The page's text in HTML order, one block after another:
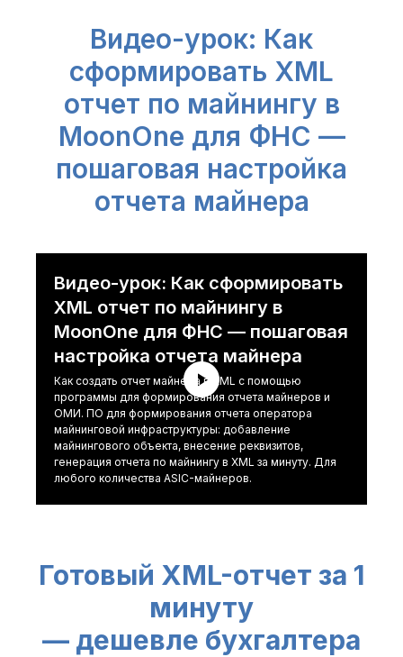
Видео-урок: Как
сформировать XML
отчет по майнингу в
MoonOne для ФНС —
пошаговая настройка
отчета майнера
Видео-урок: Как сформировать
XML отчет по майнингу в
MoonOne для ФНС — пошаговая
настройка отчета майнера
Как создать отчет майнера в XML с помощью
программы для формирования отчета майнеров и
ОМИ. ПО для формирования отчета оператора
майнинговой инфраструктуры: добавление
майнингового объекта, внесение реквизитов,
генерация отчета по майнингу в XML за минуту. Для
любого количества ASIC-майнеров.
Готовый XML-отчет за 1
минуту
— дешевле бухгалтера